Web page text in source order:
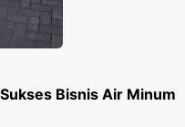
Bisnis Air Minum